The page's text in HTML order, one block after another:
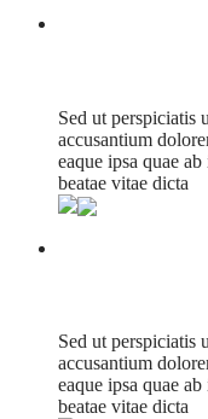
Sed ut perspiciatis
accusantium
eaque ipsa quae
beatae vitae dicta
Sed ut perspiciatis
accusantium
eaque ipsa quae
beatae vitae dicta